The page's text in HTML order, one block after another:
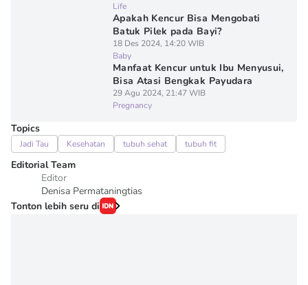
Life
Apakah Kencur Bisa Mengobati
Batuk Pilek pada Bayi?
18 Des 2024, 14:20 WIB
Baby
Manfaat Kencur untuk Ibu Menyusui,
Bisa Atasi Bengkak Payudara
29 Agu 2024, 21:47 WIB
Pregnancy
Topics
Jadi Tau Kesehatan tubuh sehat tubuh fit
Editorial Team
Editor
Denisa Permataningtias
Tonton lebih seru di